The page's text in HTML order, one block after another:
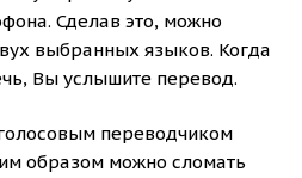
Сделав это, можно
выбранных языков. Когда
Вы услышите перевод.
переводчиком
образом можно сломать